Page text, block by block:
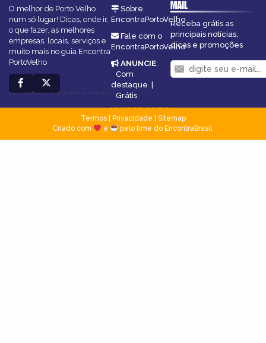
O melhor de Porto Velho
num só lugar! Dicas, onde ir,
o que fazer, as melhores
empresas, locais, serviços e
muito mais no guia Encontra
PortoVelho
Sobre
EncontraPortoVelho
Fale com o
EncontraPortoVelho
ANUNCIE:
Com
destaque |
Grátis
MAIL
Receba grátis as
principais notícias,
dicas e promoções
Termos| Privacidade
Sitemap
Criado com
e pelo time do EncontraBrasil